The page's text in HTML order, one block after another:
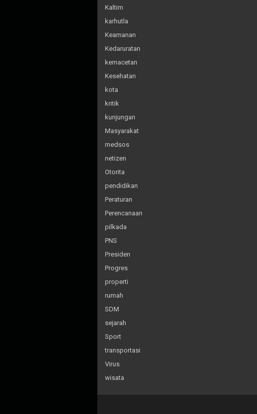
Kaltim
karhutla
Keamanan
Kedaruratan
kemacetan
Kesehatan
kota
kritik
kunjungan
Masyarakat
medsos
netizen
Otorita
pendidikan
Peraturan
Perencanaan
pilkada
PNS
Presiden
Progres
properti
rumah
SDM
sejarah
Sport
transportasi
Virus
wisata